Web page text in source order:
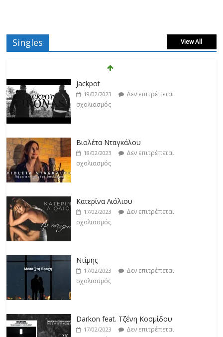
Singles View All
Βιολέτα Νταγκάλου
18/02/2023
Δεν επιτρέπεται
σχολιασμός
Κατερίνα Λιόλιου
17/02/2023
Δεν επιτρέπεται
σχολιασμός
Ντίμης
17/02/2023
Δεν επιτρέπεται
σχολιασμός
Darkon feat. Τζένη Κοσμίδου
17/02/2023
Δεν επιτρέπεται
σχολιασμός
Νεκτάριος Μαλλάς
17/02/2023
Δεν επιτρέπεται